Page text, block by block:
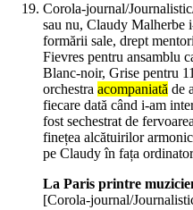
Corola-journal/
sau nu, Claudy Malherbe
formării sale, drept
Fievres pentru ansamblu
Blanc-noir, Grise pentru
orchestra acompaniată de
fiecare dată când i-am
fost sechestrat de
finețea alcătuirilor
pe Claudy în fața
La Paris printre
[Corola-journal/